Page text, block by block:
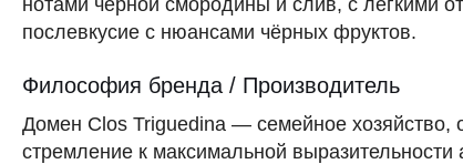
нотами чёрной смородины и слив, с лёгкими
послевкусие с нюансами чёрных фруктов.
Философия бренда / Производитель
Домен Clos Triguedina — семейное
стремление к максимальной